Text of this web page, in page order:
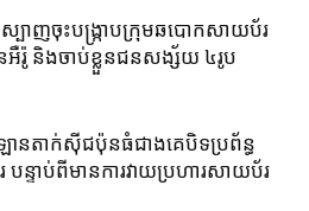
ាញចុះបង្រ្កាបក្រុមឆបោកសាយប័រ
រ៉ូ និងចាប់ខ្លួនជនសង្ស័យ ៤រូប
នតាក់ស៊ីជប៉ុនធំជាងគេបិទប្រព័ន្ធ
បន្ទាប់ពីមានការវាយប្រហារសាយប័រ